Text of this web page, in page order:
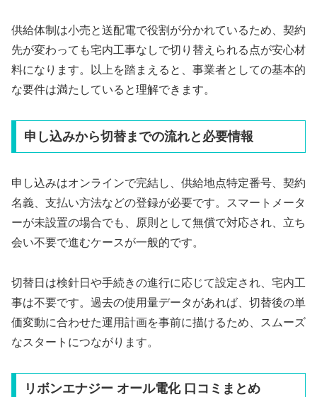
供給体制は小売と送配電で役割が分かれているため、契約
先が変わっても宅内工事なしで切り替えられる点が安心材
料になります。以上を踏まえると、事業者としての基本的
な要件は満たしていると理解できます。
申し込みから切替までの流れと必要情報
申し込みはオンラインで完結し、供給地点特定番号、契約
名義、支払い方法などの登録が必要です。スマートメータ
ーが未設置の場合でも、原則として無償で対応され、立ち
会い不要で進むケースが一般的です。
切替日は検針日や手続きの進行に応じて設定され、宅内工
事は不要です。過去の使用量データがあれば、切替後の単
価変動に合わせた運用計画を事前に描けるため、スムーズ
なスタートにつながります。
リボンエナジー オール電化 口コミまとめ